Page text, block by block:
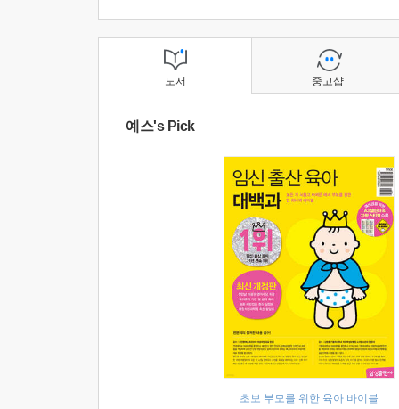
도서
예스's Pick
초보 부모를 위한 육아 바이블
중고샵